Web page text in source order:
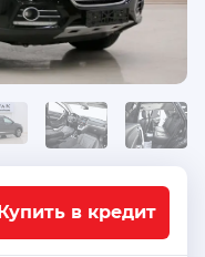
Купить в кредит